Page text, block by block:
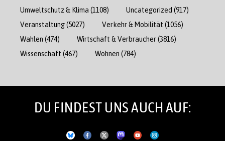
Umweltschutz & Klima (1108) Uncategorized (917)
Veranstaltung(5027) Verkehr & Mobilität (1056)
Wahlen (474) Wirtschaft & Verbraucher(3816)
Wissenschaft (467) Wohnen (784)
DU FINDEST UNS AUCH AUF: